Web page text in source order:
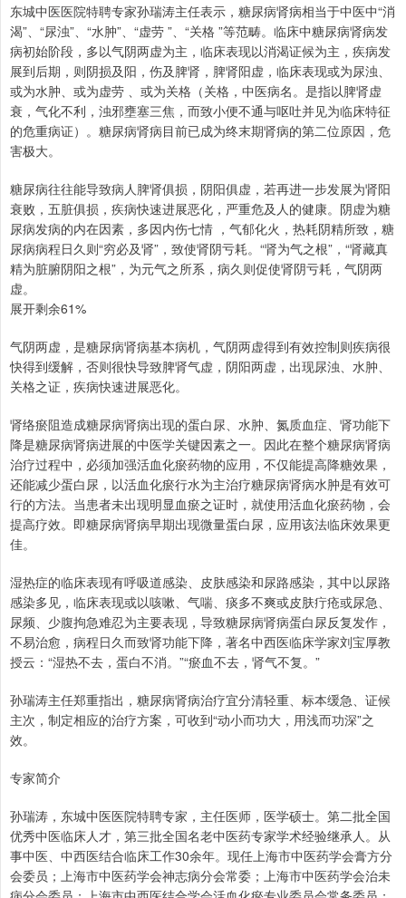
东城中医医院特聘专家孙瑞涛主任表示，糖尿病肾病相当于中医中“消
渴”、“尿浊”、“水肿”、“虚劳 ”、“关格 ”等范畴。临床中糖尿病肾病发
病初始阶段，多以气阴两虚为主，临床表现以消渴证候为主，疾病发
展到后期，则阴损及阳，伤及脾肾，脾肾阳虚，临床表现或为尿浊、
或为水肿、或为虚劳 、或为关格（关格，中医病名。是指以脾肾虚
衰，气化不利，浊邪壅塞三焦，而致小便不通与呕吐并见为临床特征
的危重病证）。糖尿病肾病目前已成为终末期肾病的第二位原因，危
害极大。
糖尿病往往能导致病人脾肾俱损，阴阳俱虚，若再进一步发展为肾阳
衰败，五脏俱损，疾病快速进展恶化，严重危及人的健康。阴虚为糖
尿病发病的内在因素，多因内伤七情 ，气郁化火，热耗阴精所致，糖
尿病病程日久则“穷必及肾”，致使肾阴亏耗。“肾为气之根”，“肾藏真
精为脏腑阴阳之根”，为元气之所系，病久则促使肾阴亏耗，气阴两
虚。
展开剩余61%
气阴两虚，是糖尿病肾病基本病机，气阴两虚得到有效控制则疾病很
快得到缓解，否则很快导致脾肾气虚，阴阳两虚，出现尿浊、水肿、
关格之证，疾病快速进展恶化。
肾络瘀阻造成糖尿病肾病出现的蛋白尿、水肿、氮质血症、肾功能下
降是糖尿病肾病进展的中医学关键因素之一。因此在整个糖尿病肾病
治疗过程中，必须加强活血化瘀药物的应用，不仅能提高降糖效果，
还能减少蛋白尿，以活血化瘀行水为主治疗糖尿病肾病水肿是有效可
行的方法。当患者未出现明显血瘀之证时，就使用活血化瘀药物，会
提高疗效。即糖尿病肾病早期出现微量蛋白尿，应用该法临床效果更
佳。
湿热症的临床表现有呼吸道感染、皮肤感染和尿路感染，其中以尿路
感染多见，临床表现或以咳嗽、气喘、痰多不爽或皮肤疔疮或尿急、
尿频、少腹拘急难忍为主要表现，导致糖尿病肾病蛋白尿反复发作，
不易治愈，病程日久而致肾功能下降，著名中西医临床学家刘宝厚教
授云：“湿热不去，蛋白不消。”“瘀血不去，肾气不复。”
孙瑞涛主任郑重指出，糖尿病肾病治疗宜分清轻重、标本缓急、证候
主次，制定相应的治疗方案，可收到“动小而功大，用浅而功深”之
效。
专家简介
孙瑞涛，东城中医医院特聘专家，主任医师，医学硕士。第二批全国
优秀中医临床人才，第三批全国名老中医药专家学术经验继承人。从
事中医、中西医结合临床工作30余年。现任上海市中医药学会膏方分
会委员；上海市中医药学会神志病分会常委；上海市中医药学会治未